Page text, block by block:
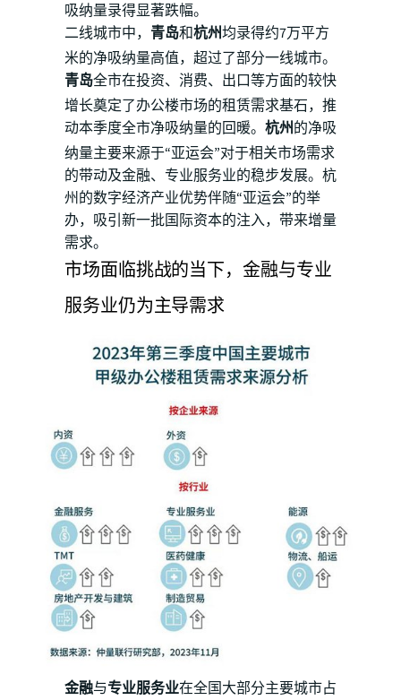
吸纳量录得显著跌幅。
二线城市中， 青岛和杭州均录得约7万平方
米的净吸纳量高值，超过了部分一线城市。
青岛全市在投资、消费、出口等方面的较快
增长奠定了办公楼市场的租赁需求基石，推
动本季度全市净吸纳量的回暖。 杭州的净吸
纳量主要来源于“亚运会”对于相关市场需求
的带动及金融、专业服务业的稳步发展。杭
州的数字经济产业优势伴随“亚运会”的举
办，吸引新一批国际资本的注入，带来增量
需求。
市场面临挑战的当下，金融与专业
服务业仍为主导需求
金融与专业服务业在全国大部分主要城市占